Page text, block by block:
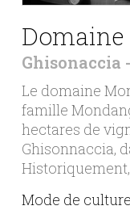
Ghisonaccia
Le domaine
famille
hectares de
Ghisonnaccia,
Historiquement,
Mode de